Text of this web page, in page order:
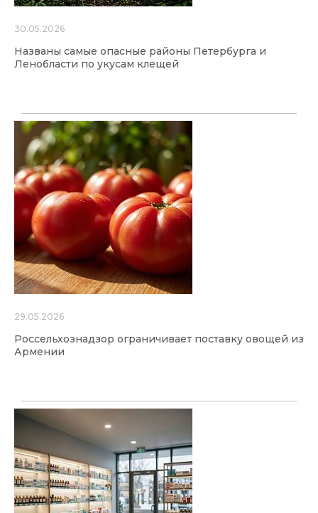
30.05.2026
Названы самые опасные районы Петербурга и
Ленобласти по укусам клещей
29.05.2026
Россельхознадзор ограничивает поставку овощей из
Армении